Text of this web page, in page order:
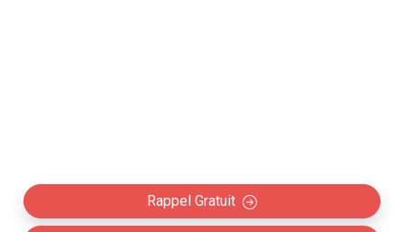
Rappel Gratuit